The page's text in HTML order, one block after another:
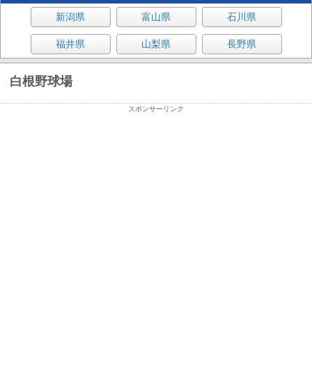
新潟県 富山県 石川県
福井県 山梨県 長野県
白根野球場
スポンサーリンク